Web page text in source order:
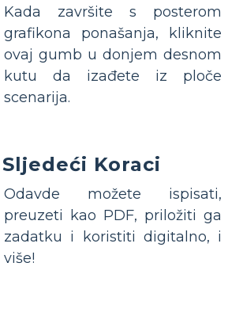
Kada završite s posterom
grafikona ponašanja, kliknite
ovaj gumb u donjem desnom
kutu da izađete iz ploče
scenarija.
Sljedeći Koraci
Odavde možete ispisati,
preuzeti kao PDF, priložiti ga
zadatku i koristiti digitalno, i
više!